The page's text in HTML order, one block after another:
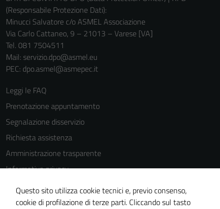
(Responsabile Protezione Dati):
Minucci Salvatore c/o ASMEL Associazione
Via Carlo Cattaneo, 9 – 21013 – Varese [VA]
Tel. 081 7504511
Mail: servizio.dpo@asmel.eu
PEC: dpo.asmel@asmepec.it
Leggi le FAQ
Prenotazione appuntamento
Segnalazione disservizio
Richiesta assistenza
Amministrazione trasparente
Informativa privacy
Cookie Policy
Note legali
Questo sito utilizza cookie tecnici e, previo consenso,
cookie di profilazione di terze parti. Cliccando sul tasto